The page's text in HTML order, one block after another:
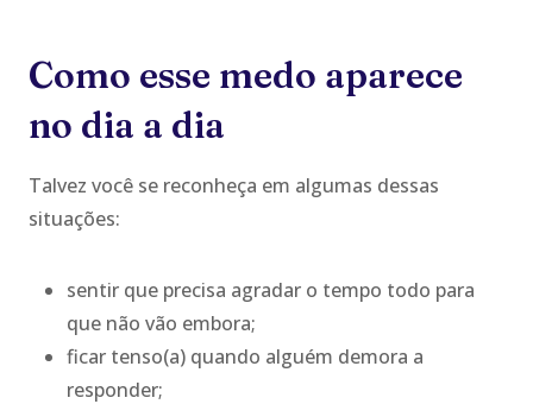
Como esse medo aparece
no dia a dia
Talvez você se reconheça em algumas dessas
situações:
sentir que precisa agradar o tempo todo para
que não vão embora;
ficar tenso(a) quando alguém demora a
responder;